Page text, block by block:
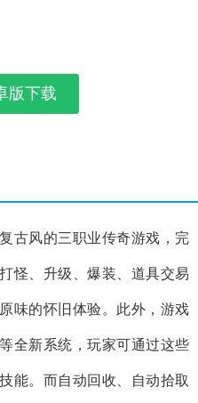
版下载
古风的三职业传奇游戏，完
怪、升级、爆装、道具交易
味的怀旧体验。此外，游戏
全新系统，玩家可通过这些
能。而自动回收、自动拾取